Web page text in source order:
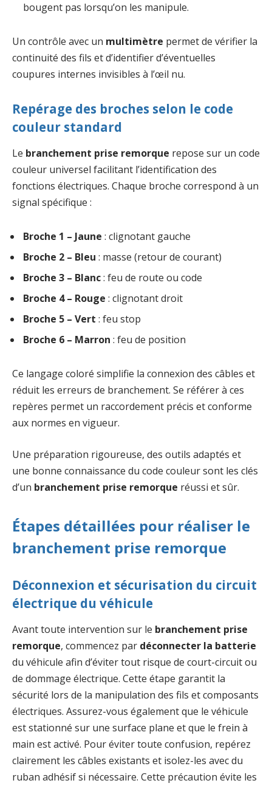
bougent pas lorsqu’on les manipule.
Un contrôle avec un multimètre permet de vérifier la
continuité des fils et d’identifier d’éventuelles
coupures internes invisibles à l’œil nu.
Repérage des broches selon le code
couleur standard
Le branchement prise remorque repose sur un code
couleur universel facilitant l’identification des
fonctions électriques. Chaque broche correspond à un
signal spécifique :
Broche 1 – Jaune : clignotant gauche
Broche 2 – Bleu : masse (retour de courant)
Broche 3 – Blanc: feu de route ou code
Broche 4 – Rouge : clignotant droit
Broche 5 – Vert : feu stop
Broche 6 – Marron : feu de position
Ce langage coloré simplifie la connexion des câbles et
réduit les erreurs de branchement. Se référer à ces
repères permet un raccordement précis et conforme
aux normes en vigueur.
Une préparation rigoureuse, des outils adaptés et
une bonne connaissance du code couleur sont les clés
d’un branchement prise remorque réussi et sûr.
Étapes détaillées pour réaliser le
branchement prise remorque
Déconnexion et sécurisation du circuit
électrique du véhicule
Avant toute intervention sur le branchement prise
remorque, commencez par déconnecter la batterie
du véhicule afin d’éviter tout risque de court-circuit ou
de dommage électrique. Cette étape garantit la
sécurité lors de la manipulation des fils et composants
électriques. Assurez-vous également que le véhicule
est stationné sur une surface plane et que le frein à
main est activé. Pour éviter toute confusion, repérez
clairement les câbles existants et isolez-les avec du
ruban adhésif si nécessaire. Cette précaution évite les